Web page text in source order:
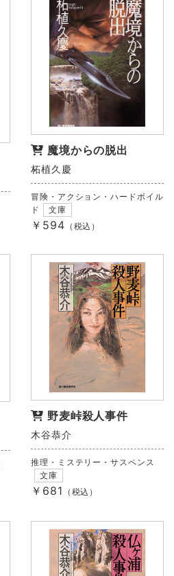
魔境からの脱出
柘植久慶
冒険・アクション・ハードボイル
ド
文庫
￥594 （税込）
野麦峠殺人事件
木谷恭介
推理・ミステリー・サスペンス
文庫
￥681 （税込）